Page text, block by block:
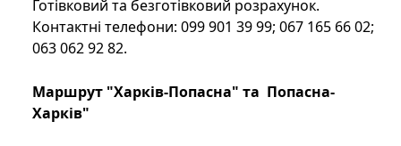
Готівковий та безготівковий розрахунок.
Контактні телефони: 099 901 39 99; 067 165 66 02;
063 062 92 82.
Маршрут "Харків-Попасна" та Попасна-
Харків"